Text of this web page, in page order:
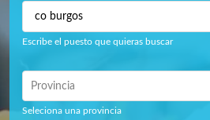
Escribe el puesto que quieras buscar
Provincia
Seleciona una provincia